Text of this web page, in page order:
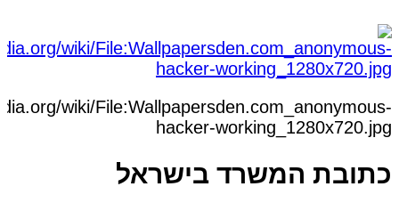
wiki/File:Wallpapersden.com_anonymous-
hacker-working_1280x720.jpg
כתובת המשרד בישראל